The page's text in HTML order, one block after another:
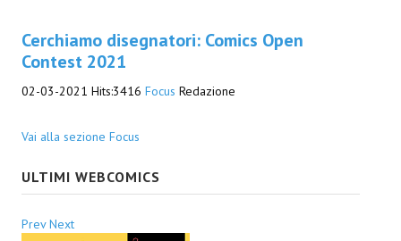
I.S. "E.Salgari"
TenCentsVerso
Golden City Mystery Men
Zeldamalincony
Borley Rectory Club
Cerchiamo disegnatori: Comics Open
Contest 2021
02-03-2021 Hits:3416 Focus Redazione
Vai alla sezione Focus
ULTIMI WEBCOMICS
Prev Next